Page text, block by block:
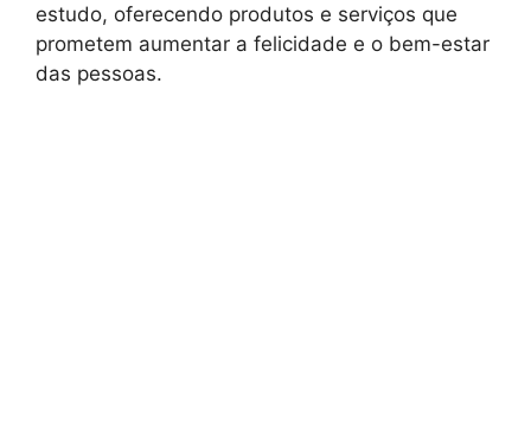
estudo, oferecendo produtos e serviços que
prometem aumentar a felicidade e o bem-estar
das pessoas.